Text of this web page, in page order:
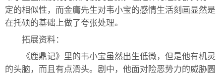
定的相似性，而金庸先生对韦小宝的感情生活刻画显然是
在托硕的基础上做了夸张处理。
拓展资料：
《鹿鼎记》里的韦小宝虽然出生低微，但是他有机灵
的头脑，而且有点滑头。剧中，他面对险恶势力的威胁圆